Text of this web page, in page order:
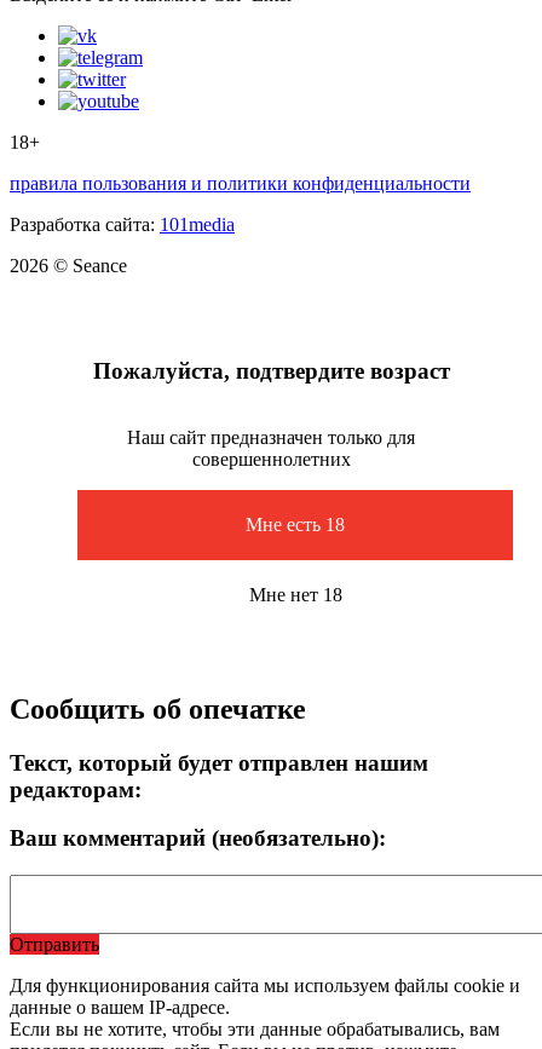
18+
правила пользования и политики конфиденциальности
Разработка сайта: 101media
2026 © Seance
Пожалуйста, подтвердите возраст
Наш сайт предназначен только для
совершеннолетних
Мне есть 18
Мне нет 18
Сообщить об опечатке
Текст, который будет отправлен нашим
редакторам:
Ваш комментарий (необязательно):
Отправить
Для функционирования сайта мы используем файлы cookie и
данные о вашем IP-адресе.
Если вы не хотите, чтобы эти данные обрабатывались, вам